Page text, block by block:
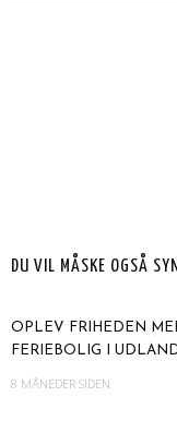
DU VIL MÅSKE OGSÅ
OPLEV FRIHEDEN
FERIEBOLIG I
8 MÅNEDER SIDEN